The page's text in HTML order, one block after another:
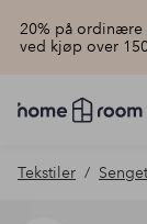
20% på ordinære
ved kjøp over
Homeroom
–
hjemmet
Tekstiler